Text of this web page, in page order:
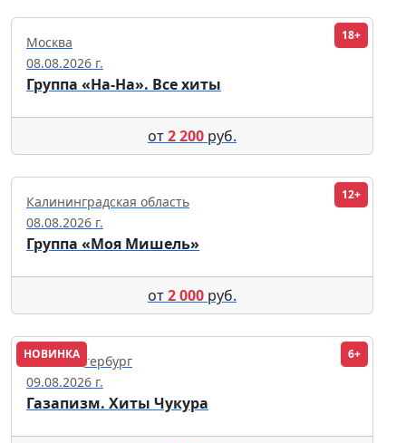
18+
Москва
08.08.2026 г.
Группа «На-На». Все хиты
от2 200 руб.
12+
Калининградская область
08.08.2026 г.
Группа «Моя Мишель»
от2 000 руб.
НОВИНКА 6+
Санкт-Петербург
09.08.2026 г.
Газапизм. Хиты Чукура